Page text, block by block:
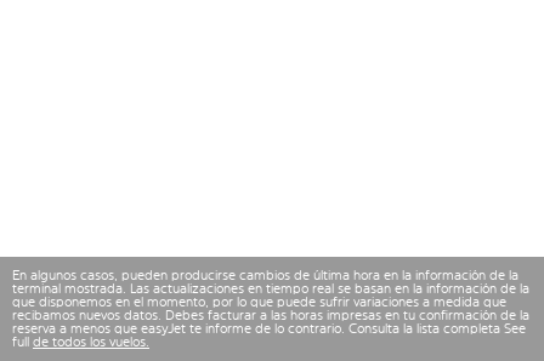
En algunos casos, pueden producirse cambios de última hora en la información de la
terminal mostrada. Las actualizaciones en tiempo real se basan en la información de la
que disponemos en el momento, por lo que puede sufrir variaciones a medida que
recibamos nuevos datos. Debes facturar a las horas impresas en tu confirmación de la
reserva a menos que easyJet te informe de lo contrario. Consulta la lista completa See
full de todos los vuelos.